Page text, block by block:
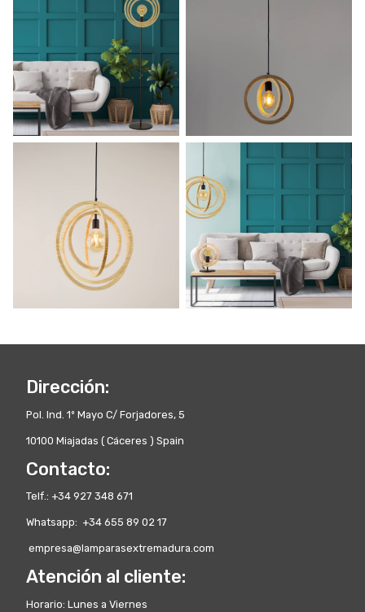
Dirección:
Pol. Ind. 1º Mayo C/ Forjadores, 5
10100 Miajadas ( Cáceres ) Spain
Contacto:
Telf.: +34 927 348 671
Whatsapp: +34 655 89 02 17
empresa@lamparasextremadura.com
Atención al cliente:
Horario: Lunes a Viernes